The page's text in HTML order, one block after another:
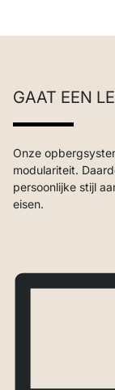
GAAT EEN
Onze
modulariteit.
persoonlijke stijl
eisen.